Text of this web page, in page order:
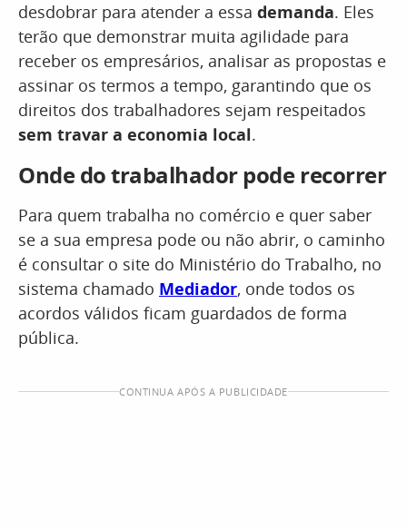
desdobrar para atender a essa demanda. Eles
terão que demonstrar muita agilidade para
receber os empresários, analisar as propostas e
assinar os termos a tempo, garantindo que os
direitos dos trabalhadores sejam respeitados
sem travar a economia local.
Onde do trabalhador pode recorrer
Para quem trabalha no comércio e quer saber
se a sua empresa pode ou não abrir, o caminho
é consultar o site do Ministério do Trabalho, no
sistema chamado Mediador, onde todos os
acordos válidos ficam guardados de forma
pública.
CONTINUA APÓS A PUBLICIDADE